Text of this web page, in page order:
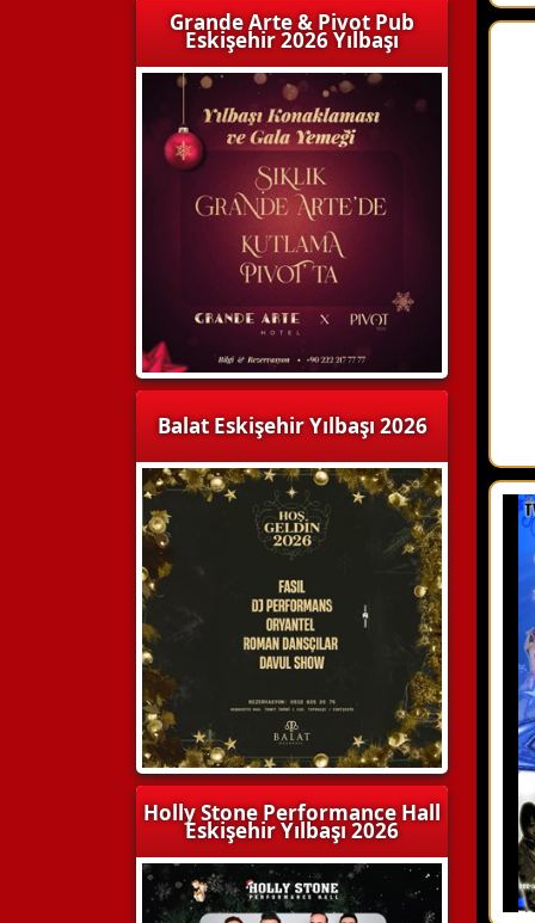
Grande Arte & Pivot Pub
Eskişehir 2026 Yılbaşı
Balat Eskişehir Yılbaşı 2026
Holly Stone Performance Hall
Eskişehir Yılbaşı 2026